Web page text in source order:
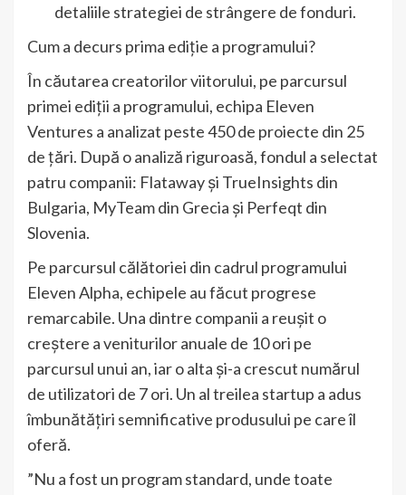
detaliile strategiei de strângere de fonduri.
Cum a decurs prima ediție a programului?
În căutarea creatorilor viitorului, pe parcursul
primei ediții a programului, echipa Eleven
Ventures a analizat peste 450 de proiecte din 25
de țări. După o analiză riguroasă, fondul a selectat
patru companii: Flataway și TrueInsights din
Bulgaria, MyTeam din Grecia și Perfeqt din
Slovenia.
Pe parcursul călătoriei din cadrul programului
Eleven Alpha, echipele au făcut progrese
remarcabile. Una dintre companii a reușit o
creștere a veniturilor anuale de 10 ori pe
parcursul unui an, iar o alta și-a crescut numărul
de utilizatori de 7 ori. Un al treilea startup a adus
îmbunătățiri semnificative produsului pe care îl
oferă.
”Nu a fost un program standard, unde toate